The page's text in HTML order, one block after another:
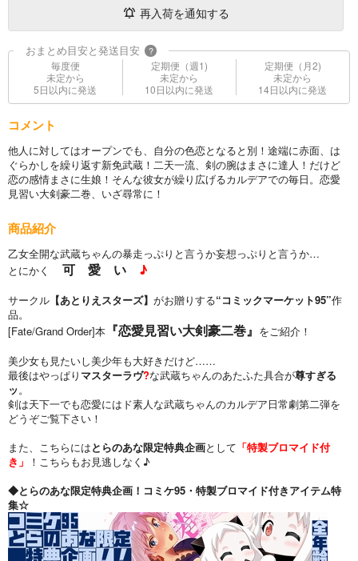
再入荷を通知する
おまとめ目安と発送目安 ?
毎度便
未定から
5日以内に発送
定期便（週1)
未定から
10日以内に発送
定期便（月2)
未定から
14日以内に発送
コメント
他人に対してはオープンでも、自分の色恋となると別！途端に赤面、は
ぐらかしを繰り返す新免武蔵！二天一流、剣の腕はまさに達人！だけど
恋の感情まさに生娘！そんな彼女が繰り広げるカルデアでの毎日。恋愛
見習い大剣豪二巻、いざ尋常に！
商品紹介
乙女全開な武蔵ちゃんの暴走っぷりと言うか妄想っぷりと言うか…
とにかく
可 愛 い ♪
サークル 【あとりえスターズ】 がお贈りする“コミックマーケット95”作
品。
[Fate/Grand Order]本 『恋愛見習い大剣豪二巻』 をご紹介！
美少女も見たいし美少年も大好きだけど……
最後はやっぱり マスターラヴ?な武蔵ちゃんのあたふた具合が尊すぎる
ッ。
剣は天下一でも恋愛にはド素人な武蔵ちゃんのカルデア日常劇第二弾を
どうぞご覧下さい！
また、こちらにはとらのあな限定特典企画として 「特製ブロマイド付
き」
！こちらもお見逃しなく♪
◆とらのあな限定特典企画！コミケ95・特製ブロマイド付きアイテム特
集☆